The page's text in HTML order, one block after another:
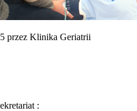
przez Klinika Geriatrii
: